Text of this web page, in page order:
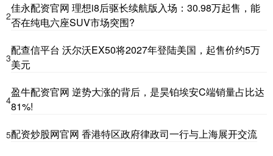
2
佳永配资官网 理想i8后驱长续航版入场：30.98万起售，能
否在纯电六座SUV市场突围?
3
配查信平台 沃尔沃EX50将2027年登陆美国，起售价约5万
美元
4
盈牛配资官网 逆势大涨的背后，是昊铂埃安C端销量占比达
81%!
5配资炒股网官网 香港特区政府律政司一行与上海展开交流